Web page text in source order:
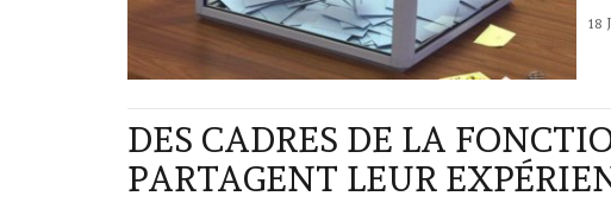
18
DES CADRES DE LA
PARTAGENT LEUR